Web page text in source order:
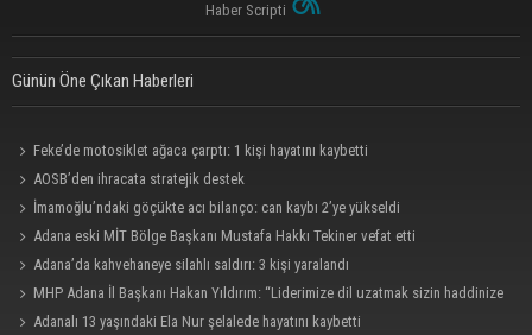
Haber Scripti
Günün Öne Çıkan Haberleri
Feke’de motosiklet ağaca çarptı: 1 kişi hayatını kaybetti
AOSB’den ihracata stratejik destek
İmamoğlu’ndaki göçükte acı bilanço: can kaybı 2’ye yükseldi
Adana eski MİT Bölge Başkanı Mustafa Hakkı Tekiner vefat etti
Adana’da kahvehaneye silahlı saldırı: 3 kişi yaralandı
MHP Adana İl Başkanı Hakan Yıldırım: “Liderimize dil uzatmak sizin haddinize
değildir”
Adanalı 13 yaşındaki Ela Nur şelalede hayatını kaybetti